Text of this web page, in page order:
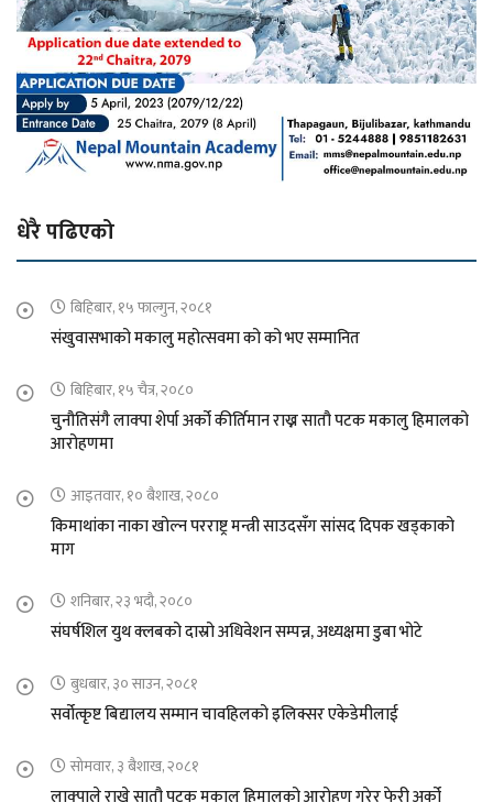
धेरै पढिएको
बिहिबार, १५ फाल्गुन, २०८१
संखुवासभाको मकालु महोत्सवमा को को भए सम्मानित
बिहिबार, १५ चैत्र, २०८०
चुनौतिसंगै लाक्पा शेर्पा अर्को कीर्तिमान राख्न सातौ पटक मकालु हिमालको
आरोहणमा
आइतवार, १० बैशाख, २०८०
किमाथांका नाका खोल्न परराष्ट्र मन्त्री साउदसँग सांसद दिपक खड्काको
माग
शनिबार, २३ भदौ, २०८०
संघर्षशिल युथ क्लबको दास्रो अधिवेशन सम्पन्न, अध्यक्षमा डुबा भोटे
बुधबार, ३० साउन, २०८१
सर्वोत्कृष्ट बिद्यालय सम्मान चावहिलको इलिक्सर एकेडेमीलाई
सोमवार, ३ बैशाख, २०८१